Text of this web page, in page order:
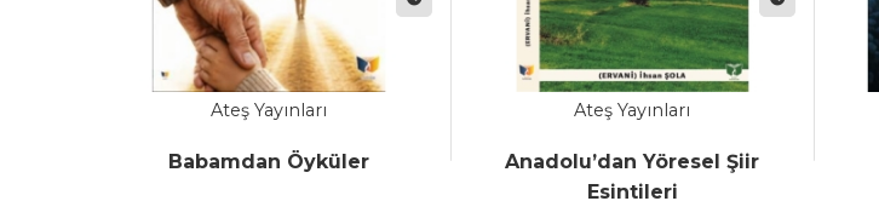
Ateş Yayınları
Babamdan Öyküler
Ateş Yayınları
Anadolu’dan Yöresel Şiir
Esintileri